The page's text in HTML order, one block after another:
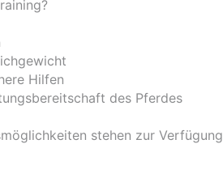
Hilfen
des Pferdes
stehen zur Verfügung